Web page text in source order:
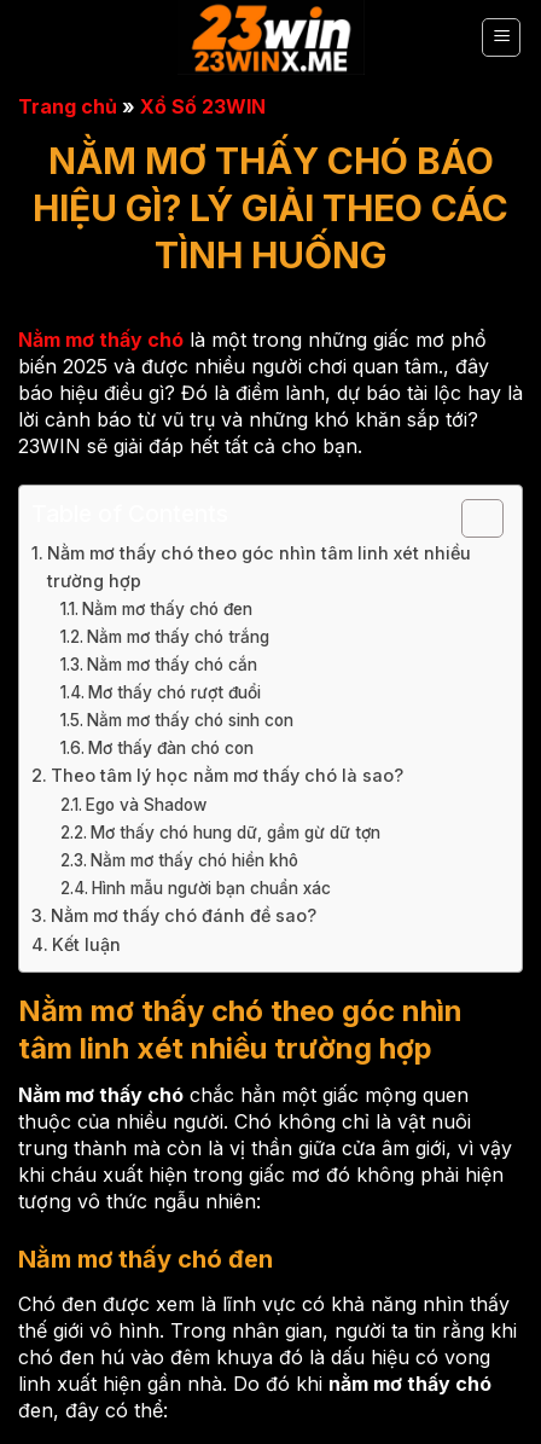
dungTrang chủ » Xổ Số 23WIN
NẰM MƠ THẤY CHÓ BÁO
HIỆU GÌ? LÝ GIẢI THEO CÁC
TÌNH HUỐNG
Nằm mơ thấy chó là một trong những giấc mơ phổ
biến 2025 và được nhiều người chơi quan tâm., đây
báo hiệu điều gì? Đó là điềm lành, dự báo tài lộc hay là
lời cảnh báo từ vũ trụ và những khó khăn sắp tới?
23WIN sẽ giải đáp hết tất cả cho bạn.
Nằm mơ thấy chó theo góc nhìn tâm linh xét nhiều
trường hợp
Nằm mơ thấy chó đen
Nằm mơ thấy chó trắng
Nằm mơ thấy chó cắn
Mơ thấy chó rượt đuổi
Nằm mơ thấy chó sinh con
Mơ thấy đàn chó con
Theo tâm lý học nằm mơ thấy chó là sao?
Ego và Shadow
Mơ thấy chó hung dữ, gầm gừ dữ tợn
Nằm mơ thấy chó hiền khô
Hình mẫu người bạn chuẩn xác
Nằm mơ thấy chó đánh đề sao?
Kết luận
Nằm mơ thấy chó theo góc nhìn
tâm linh xét nhiều trường hợp
Nằm mơ thấy chó chắc hẳn một giấc mộng quen
thuộc của nhiều người. Chó không chỉ là vật nuôi
trung thành mà còn là vị thần giữa cửa âm giới, vì vậy
khi cháu xuất hiện trong giấc mơ đó không phải hiện
tượng vô thức ngẫu nhiên:
Nằm mơ thấy chó đen
Chó đen được xem là lĩnh vực có khả năng nhìn thấy
thế giới vô hình. Trong nhân gian, người ta tin rằng khi
chó đen hú vào đêm khuya đó là dấu hiệu có vong
linh xuất hiện gần nhà. Do đó khi nằm mơ thấy chó
đen, đây có thể: